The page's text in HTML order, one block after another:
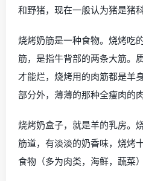
和野猪，现在一般认为猪是猪科
烧烤奶筋是一种食物。烧烤吃
筋，是指牛背部的两条大筋。
才能烂，烧烤用的肉筋都是羊
部分外，薄薄的那种全瘦肉的
烧烤奶盒子，就是羊的乳房。
筋道，有淡淡的奶香味，烧烤
食物（多为肉类，海鲜，蔬菜